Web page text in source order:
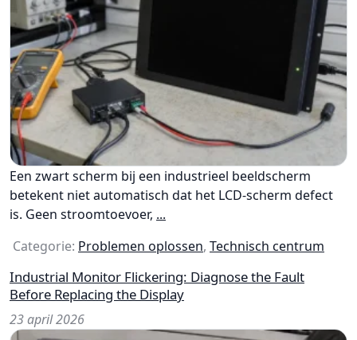
Een zwart scherm bij een industrieel beeldscherm
betekent niet automatisch dat het LCD-scherm defect
is. Geen stroomtoevoer, ...
Categorie: Problemen oplossen, Technisch centrum
Industrial Monitor Flickering: Diagnose the Fault
Before Replacing the Display
23 april 2026